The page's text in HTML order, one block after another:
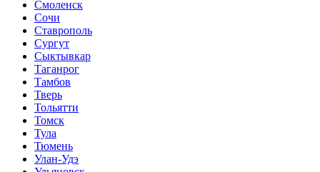
Смоленск
Сочи
Ставрополь
Сургут
Сыктывкар
Таганрог
Тамбов
Тверь
Тольятти
Томск
Тула
Тюмень
Улан-Удэ